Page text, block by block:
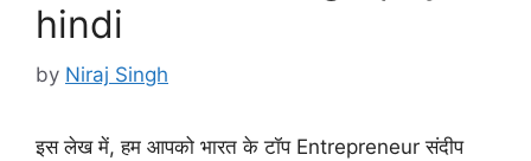
hindi
by Niraj Singh
इस लेख में, हम आपको भारत के टॉप Entrepreneur संदीप